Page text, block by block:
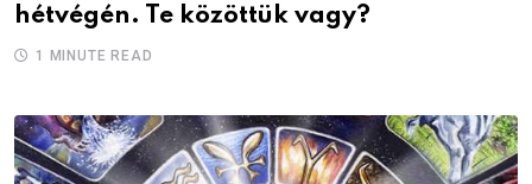
hétvégén. Te közöttük vagy?
1 MINUTE READ